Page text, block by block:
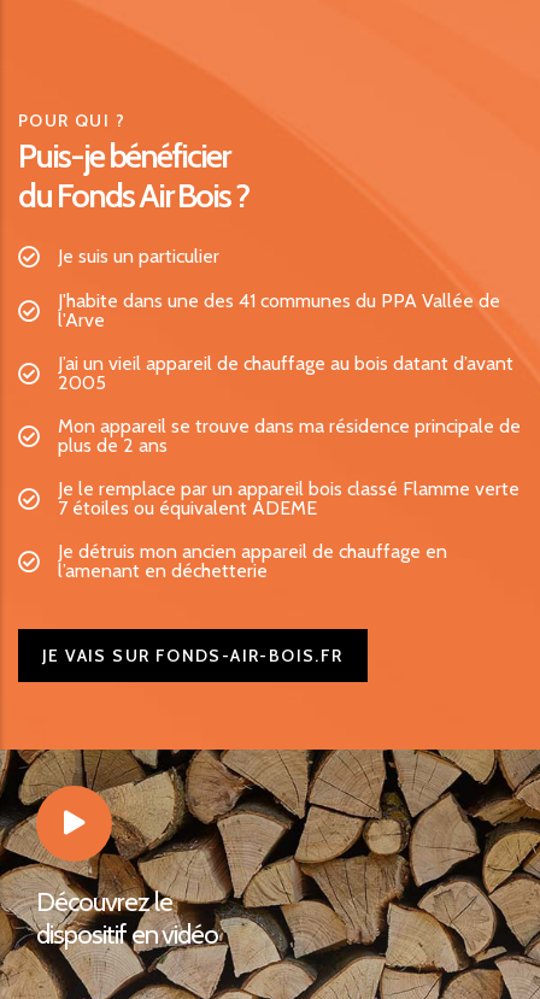
POUR QUI ?
Puis-je bénéficier
du Fonds Air Bois ?
Je suis un particulier
J'habite dans une des 41 communes du PPA Vallée de
l'Arve
J’ai un vieil appareil de chauffage au bois datant d’avant
2005
Mon appareil se trouve dans ma résidence principale de
plus de 2 ans
Je le remplace par un appareil bois classé Flamme verte
7 étoiles ou équivalent ADEME
Je détruis mon ancien appareil de chauffage en
l’amenant en déchetterie
JE VAIS SUR FONDS-AIR-BOIS.FR
Découvrez le
dispositif en vidéo